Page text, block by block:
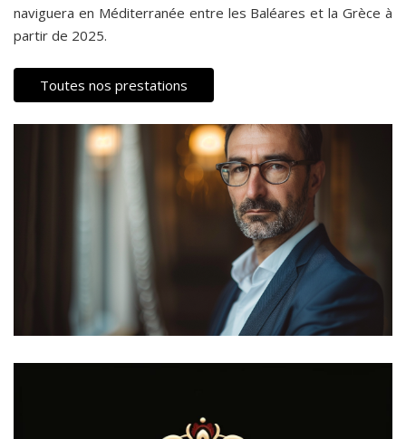
naviguera en Méditerranée entre les Baléares et la Grèce à
partir de 2025.
Toutes nos prestations